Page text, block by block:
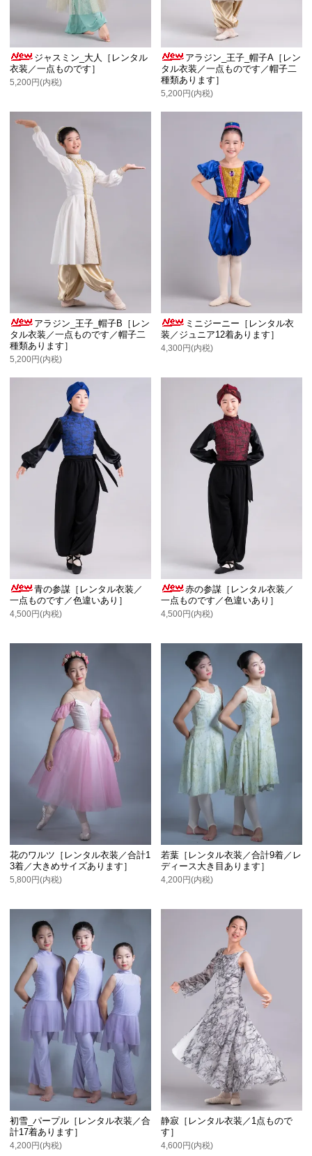
ジャスミン_大人［レンタル
衣装／一点ものです］
5,200円(内税)
アラジン_王子_帽子A［レン
タル衣装／一点ものです／帽子二
種類あります］
5,200円(内税)
アラジン_王子_帽子B［レン
タル衣装／一点ものです／帽子二
種類あります］
5,200円(内税)
ミニジーニー［レンタル衣
装／ジュニア12着あります］
4,300円(内税)
青の参謀［レンタル衣装／
一点ものです／色違いあり］
4,500円(内税)
赤の参謀［レンタル衣装／
一点ものです／色違いあり］
4,500円(内税)
花のワルツ［レンタル衣装／合計1
3着／大きめサイズあります］
5,800円(内税)
若葉［レンタル衣装／合計9着／レ
ディース大き目あります］
4,200円(内税)
初雪_パープル［レンタル衣装／合
計17着あります］
4,200円(内税)
静寂［レンタル衣装／1点もので
す］
4,600円(内税)